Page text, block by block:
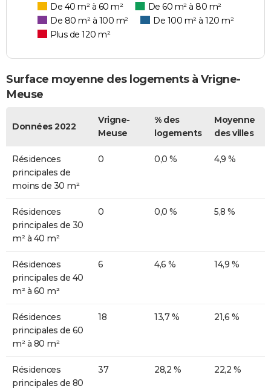
De 40 m² à 60 m²
De 60 m² à 80 m²
De 80 m² à 100 m²
De 100 m² à 120 m²
Plus de 120 m²
Surface moyenne des logements à Vrigne-
Meuse
Données 2022
Vrigne-
Meuse
% des
logements
Moyenne
des villes
Résidences
principales de
moins de 30 m²
0 0,0 % 4,9 %
Résidences
principales de 30
m² à 40 m²
0 0,0 % 5,8 %
Résidences
principales de 40
m² à 60 m²
6 4,6 % 14,9 %
Résidences
principales de 60
m² à 80 m²
18 13,7 % 21,6 %
Résidences
principales de 80
37 28,2 % 22,2 %